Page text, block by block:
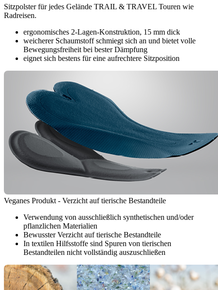
Sitzpolster für jedes Gelände TRAIL & TRAVEL Touren wie
Radreisen.
ergonomisches 2-Lagen-Konstruktion, 15 mm dick
weicherer Schaumstoff schmiegt sich an und bietet volle
Bewegungsfreiheit bei bester Dämpfung
eignet sich bestens für eine aufrechtere Sitzposition
Veganes Produkt - Verzicht auf tierische Bestandteile
Verwendung von ausschließlich synthetischen und/oder
pflanzlichen Materialien
Bewusster Verzicht auf tierische Bestandteile
In textilen Hilfsstoffe sind Spuren von tierischen
Bestandteilen nicht vollständig auszuschließen